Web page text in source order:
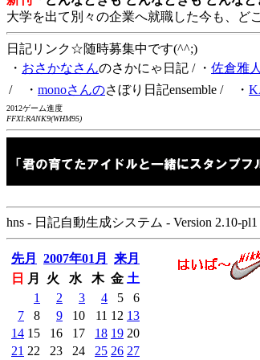
大学を出て別々の企業へ就職した今も、ど
日記リンク☆随時募集中です(^^;)
・ おさかなさんのさかにゃ日記 / ・ 佐倉雅
/ ・ monoさんのさぼり日記ensemble / ・
2012ゲーム進度
FFXI:RANK9(WHM95)
hns - 日記自動生成システム - Version 2.10-pl1
先月 2007年01月
来月
日
月 火 水 木 金 土
1
2 3 4 5
6
7
8 9 10 11 12 13
14 15 16 17 18 19 20
21 22 23 24 25 26 27